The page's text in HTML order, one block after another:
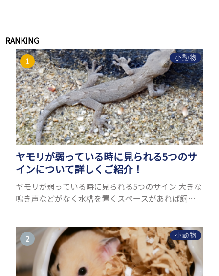
RANKING
小動物
ヤモリが弱っている時に見られる5つのサ
インについて詳しくご紹介！
ヤモリが弱っている時に見られる5つのサイン 大きな
鳴き声などがなく水槽を置くスペースがあれば飼う
でしょうか...
小動物